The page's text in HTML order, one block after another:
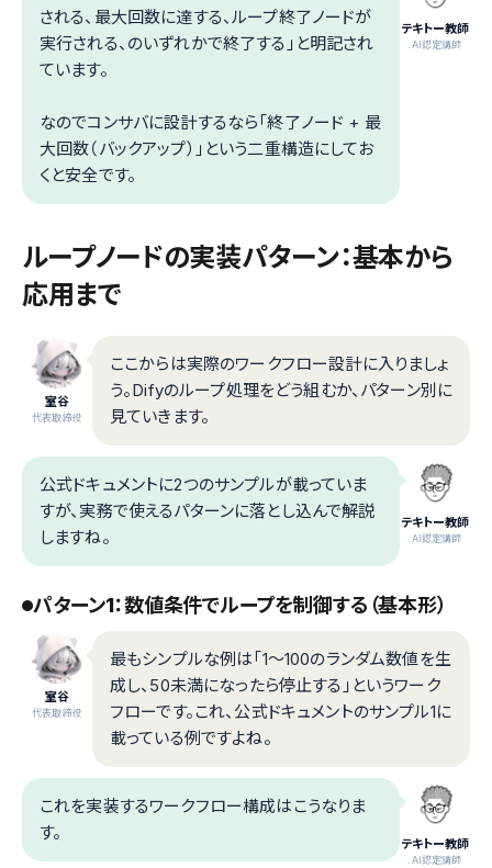
テキトー教師
.AI認定講師
される、最大回数に達する、ループ終了ノードが
実行される、のいずれかで終了する」と明記され
ています。
なのでコンサバに設計するなら「終了ノード + 最
大回数（バックアップ）」という二重構造にしてお
くと安全です。
ループノードの実装パターン：基本から
応用まで
室谷
代表取締役
ここからは実際のワークフロー設計に入りましょ
う。Difyのループ処理をどう組むか、パターン別に
見ていきます。
テキトー教師
.AI認定講師
公式ドキュメントに2つのサンプルが載っていま
すが、実務で使えるパターンに落とし込んで解説
しますね。
パターン1：数値条件でループを制御する（基本形）
室谷
代表取締役
最もシンプルな例は「1〜100のランダム数値を生
成し、50未満になったら停止する」というワーク
フローです。これ、公式ドキュメントのサンプル1に
載っている例ですよね。
テキトー教師
.AI認定講師
これを実装するワークフロー構成はこうなりま
す。